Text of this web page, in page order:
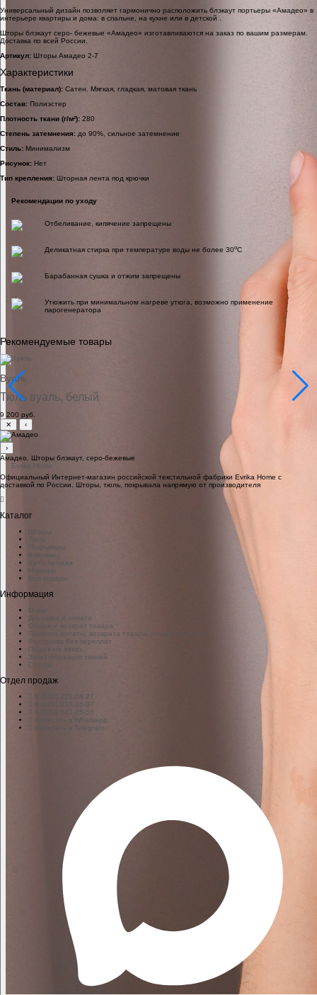
Универсальный дизайн позволяет гармонично расположить блэкаут портьеры «Амадео» в
интерьере квартиры и дома: в спальне, на кухне или в детской .
Шторы блэкаут серо- бежевые «Амадео» изготавливаются на заказ по вашим размерам.
Доставка по всей России.
Артикул: Шторы Амадео 2-7
Характеристики
Ткань (материал): Сатен. Мягкая, гладкая, матовая ткань
Состав: Полиэстер
Плотность ткани (г/м²): 280
Степень затемнения: до 90%, сильное затемнение
Стиль: Минимализм
Рисунок: Нет
Тип крепления: Шторная лента под крючки
Рекомендации по уходу
Отбеливание, кипячение запрещены
Деликатная стирка при температуре воды не более 30oC
Барабанная сушка и отжим запрещены
Утюжить при минимальном нагреве утюга, возможно применение
парогенератора
Рекомендуемые товары
Вуаль
Тюль вуаль, белый
9 200 руб.
✕
‹
›
Амадео. Шторы блэкаут, серо-бежевые
Официальный Интернет-магазин российской текстильной фабрики Evrika Home c
доставкой по России. Шторы, тюль, покрывала напрямую от производителя
Каталог
Шторы
Тюль
Покрывала
Коврики
Хиты продаж
Новинки
Все товары
Информация
О нас
Доставка и оплата
Обмен и возврат товара
Правила оплаты, возврата товара, отказа от услуги
Рассрочка без переплат
Пошив на заказ
Заказ образцов тканей
Статьи
Отдел продаж
8 (800) 222-04-27
8 (929) 937-16-97
8 (929) 547-25-56
Написать в Whatsapp
Написать в Telegram